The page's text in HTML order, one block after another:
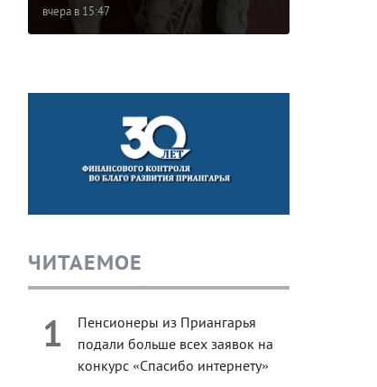
вчера в 15:47
ЧИТАЕМОЕ
1
Пенсионеры из Приангарья
подали больше всех заявок на
конкурс «Спасибо интернету»